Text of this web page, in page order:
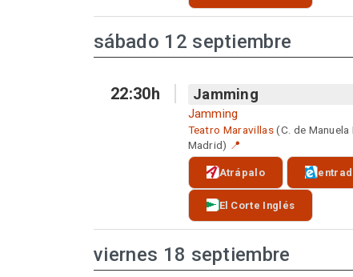
sábado 12 septiembre
22:30h Jamming
Jamming
Teatro Maravillas(C. de
Madrid) 📍
Atrápalo
El Corte Inglés
viernes 18 septiembre